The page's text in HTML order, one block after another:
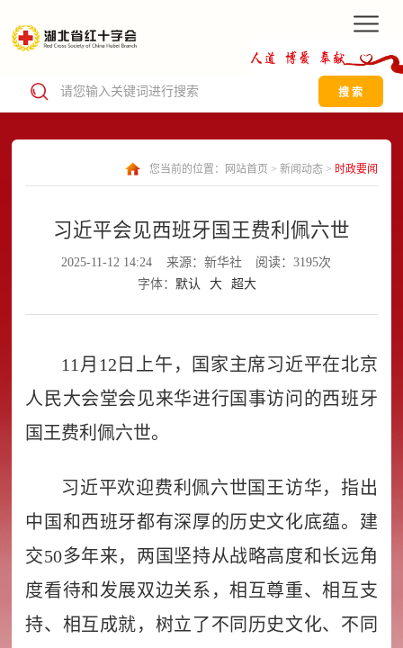
搜 索
您当前的位置： 网站首页 > 新闻动态> 时政要闻
习近平会见西班牙国王费利佩六世
2025-11-12 14:24 来源：新华社
阅读：3195次
字体： 默认 大 超大
11月12日上午，国家主席习近平在北京
人民大会堂会见来华进行国事访问的西班牙
国王费利佩六世。
习近平欢迎费利佩六世国王访华，指出
中国和西班牙都有深厚的历史文化底蕴。建
交50多年来，两国坚持从战略高度和长远角
度看待和发展双边关系，相互尊重、相互支
持、相互成就，树立了不同历史文化、不同